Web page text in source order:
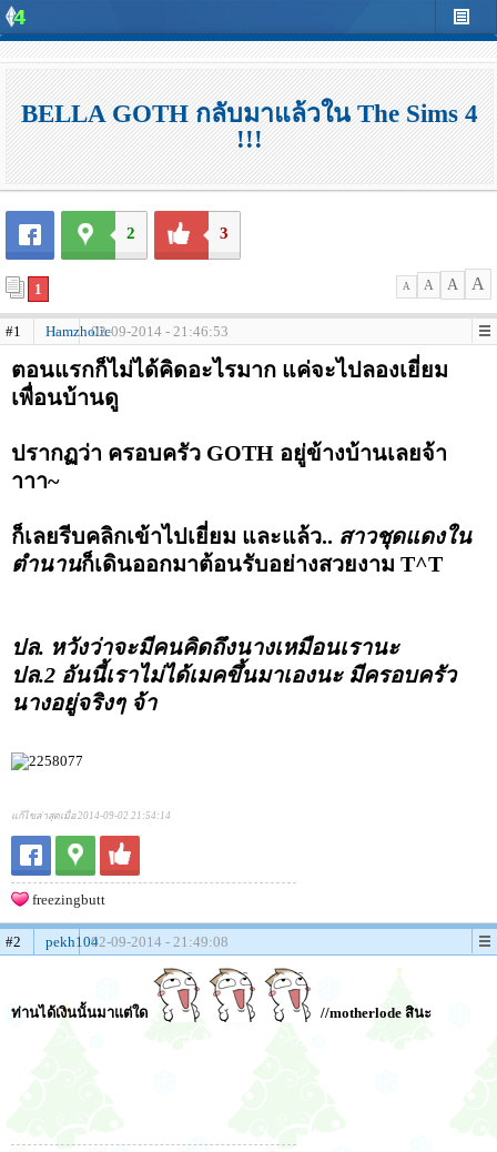
BELLA GOTH กลับมาแล้วใน The Sims 4
!!!
2 3
1 A A A A
#1 Hamzholic02-09-2014 - 21:46:53
ตอนแรกก็ไม่ได้คิดอะไรมาก แค่จะไปลองเยี่ยม
เพื่อนบ้านดู
ปรากฏว่า ครอบครัว GOTH อยู่ข้างบ้านเลยจ้า
าาา~
ก็เลยรีบคลิกเข้าไปเยี่ยม และแล้ว.. สาวชุดแดงใน
ตำนานก็เดินออกมาต้อนรับอย่างสวยงาม T^T
ปล. หวังว่าจะมีคนคิดถึงนางเหมือนเรานะ
ปล.2 อันนี้เราไม่ได้เมคขึ้นมาเองนะ มีครอบครัว
นางอยู่จริงๆ จ้า
แก้ไขล่าสุดเมื่อ 2014-09-02 21:54:14
freezingbutt
#2 pekh10402-09-2014 - 21:49:08
ท่านได้เงินนั้นมาแต่ใด //motherlode สินะ